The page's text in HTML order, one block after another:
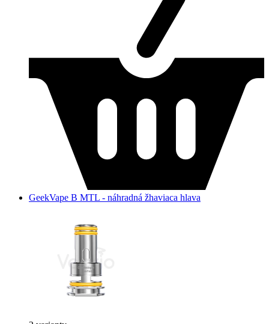
GeekVape B MTL - náhradná žhaviaca hlava